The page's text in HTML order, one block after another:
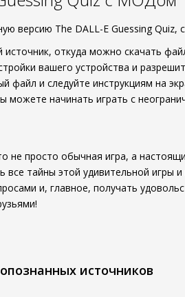
версию The DALL-E Guessing Quiz,
откуда можно скачать
вашего устройства и
файл и следуйте инструкциям на
можете начинать играть с
не просто обычная игра, а
все тайны этой удивительной
и, главное, получать
источников